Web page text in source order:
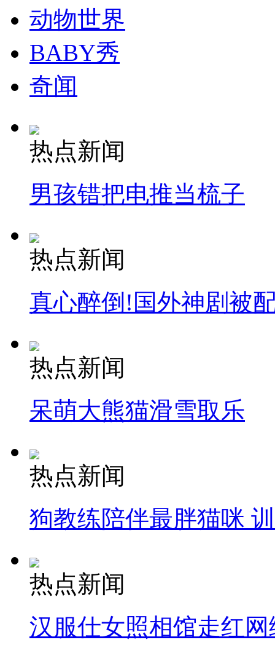
司机酒驾遇交警 急速倒车逃窜
动物世界
BABY秀
奇闻
热点新闻
男孩错把电推当梳子
热点新闻
真心醉倒!国外神剧被
热点新闻
呆萌大熊猫滑雪取乐
热点新闻
狗教练陪伴最胖猫咪
热点新闻
汉服仕女照相馆走红网